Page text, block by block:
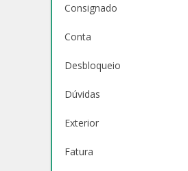
Consignado
Conta
Desbloqueio
Dúvidas
Exterior
Fatura